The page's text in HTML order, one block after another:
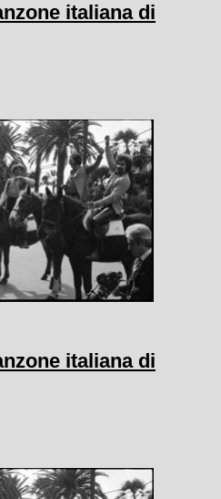
italiana di
italiana di